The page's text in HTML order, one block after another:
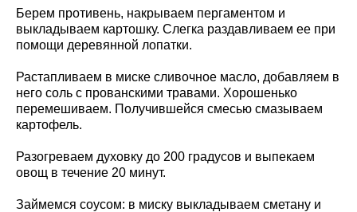
Берем противень, накрываем пергаментом и
выкладываем картошку. Слегка раздавливаем ее при
помощи деревянной лопатки.
Растапливаем в миске сливочное масло, добавляем в
него соль с прованскими травами. Хорошенько
перемешиваем. Получившейся смесью смазываем
картофель.
Разогреваем духовку до 200 градусов и выпекаем
овощ в течение 20 минут.
Займемся соусом: в миску выкладываем сметану и